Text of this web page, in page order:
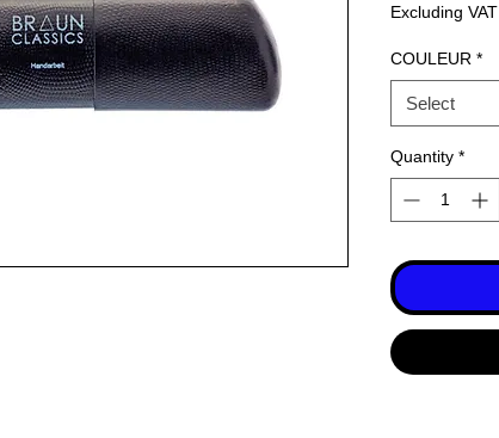
Excluding VAT
COULEUR *
Select
Quantity *